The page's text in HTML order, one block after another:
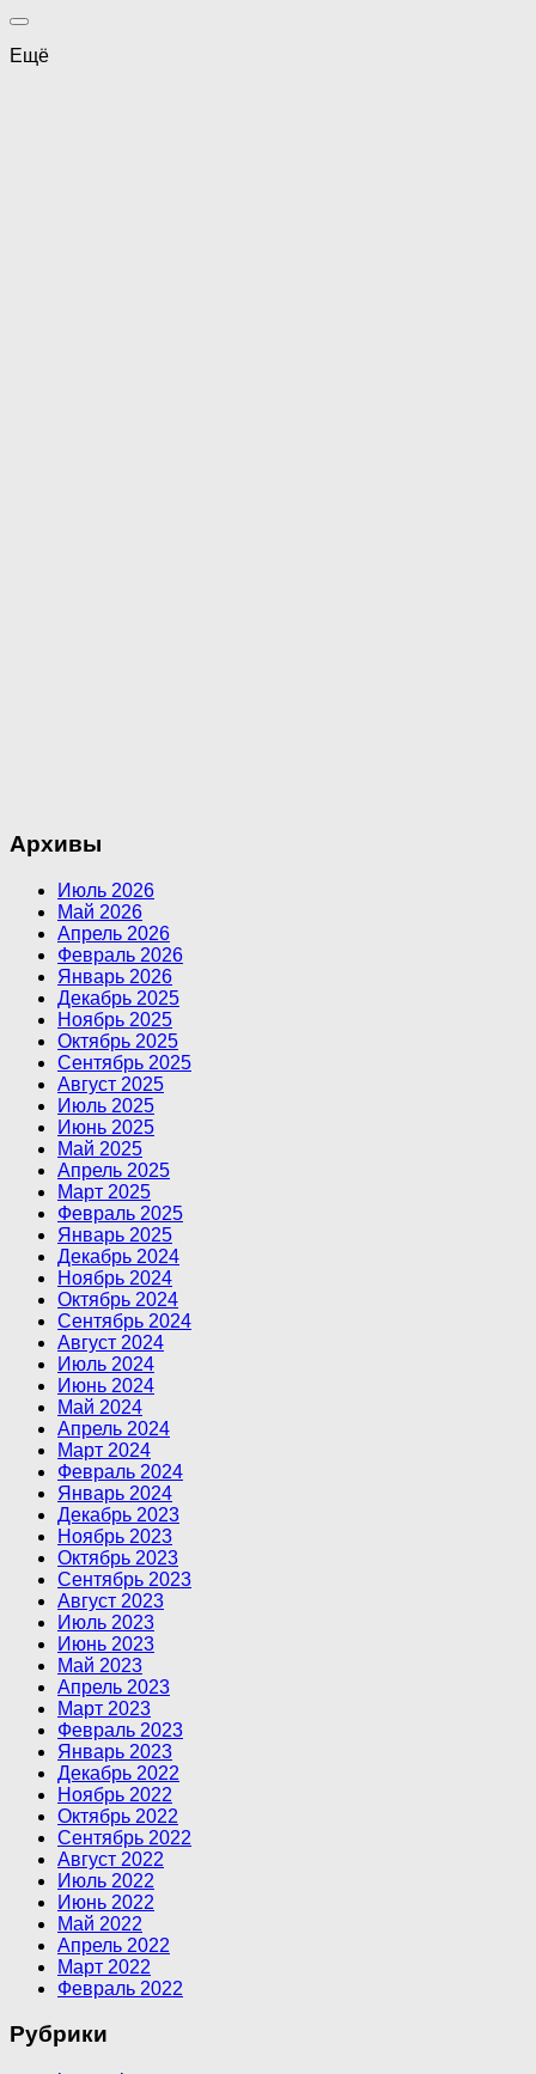
Ещё
Архивы
Июль 2026
Май 2026
Апрель 2026
Февраль 2026
Январь 2026
Декабрь 2025
Ноябрь 2025
Октябрь 2025
Сентябрь 2025
Август 2025
Июль 2025
Июнь 2025
Май 2025
Апрель 2025
Март 2025
Февраль 2025
Январь 2025
Декабрь 2024
Ноябрь 2024
Октябрь 2024
Сентябрь 2024
Август 2024
Июль 2024
Июнь 2024
Май 2024
Апрель 2024
Март 2024
Февраль 2024
Январь 2024
Декабрь 2023
Ноябрь 2023
Октябрь 2023
Сентябрь 2023
Август 2023
Июль 2023
Июнь 2023
Май 2023
Апрель 2023
Март 2023
Февраль 2023
Январь 2023
Декабрь 2022
Ноябрь 2022
Октябрь 2022
Сентябрь 2022
Август 2022
Июль 2022
Июнь 2022
Май 2022
Апрель 2022
Март 2022
Февраль 2022
Рубрики